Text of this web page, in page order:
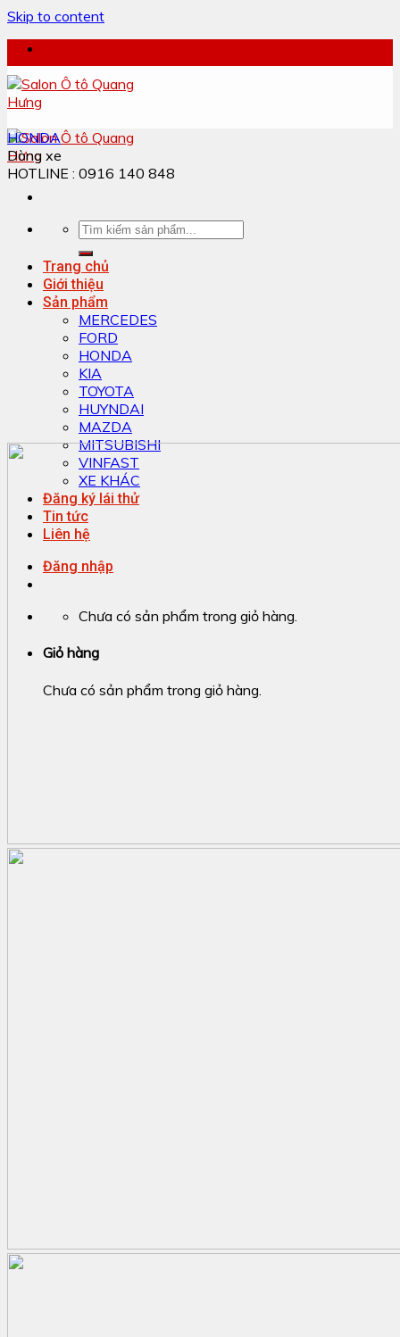
Skip to content
Trang chủ
Giới thiệu
Sản phẩm
MERCEDES
FORD
HONDA
KIA
TOYOTA
HUYNDAI
MAZDA
MITSUBISHI
VINFAST
XE KHÁC
Đăng ký lái thử
Tin tức
Liên hệ
Đăng nhập
Chưa có sản phẩm trong giỏ hàng.
Giỏ hàng
Chưa có sản phẩm trong giỏ hàng.
HONDA
Dòng xe
HOTLINE : 0916 140 848